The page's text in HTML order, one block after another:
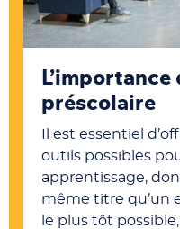
préscolaire
Il est essentiel
outils possibles
apprentissage,
même titre qu’un
le plus tôt possible,